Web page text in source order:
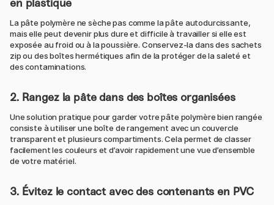
en plastique
La pâte polymère ne sèche pas comme la pâte autodurcissante,
mais elle peut devenir plus dure et difficile à travailler si elle est
exposée au froid ou à la poussière. Conservez-la dans des sachets
zip ou des boîtes hermétiques afin de la protéger de la saleté et
des contaminations.
2. Rangez la pâte dans des boîtes organisées
Une solution pratique pour garder votre pâte polymère bien rangée
consiste à utiliser une boîte de rangement avec un couvercle
transparent et plusieurs compartiments. Cela permet de classer
facilement les couleurs et d’avoir rapidement une vue d’ensemble
de votre matériel.
3. Évitez le contact avec des contenants en PVC